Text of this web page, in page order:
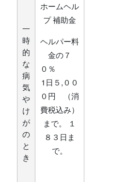
一
時
的
な
病
気
や
け
が
の
と
き
ホームヘル
プ 補助金
ヘルパー料
金の７
０％
1日５,００
０円 （消
費税込み）
まで。 １
８３日ま
で。